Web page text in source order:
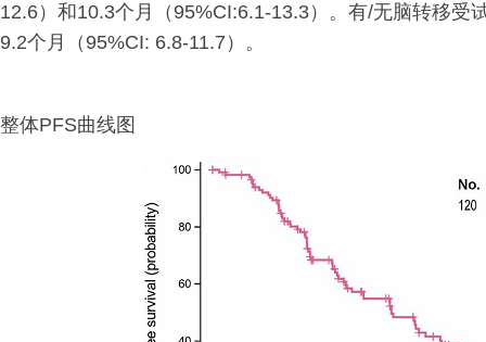
12.6）和10.3个月（95%CI:6.1-13.3）。有/无脑转移受
9.2个月（95%CI: 6.8-11.7）。
整体PFS曲线图